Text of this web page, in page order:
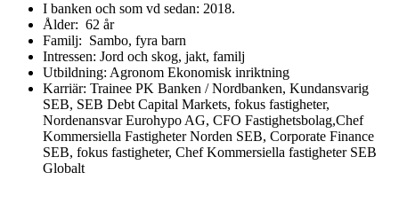
I banken och som vd sedan: 2018.
Ålder: 62 år
Familj: Sambo, fyra barn
Intressen: Jord och skog, jakt, familj
Utbildning: Agronom Ekonomisk inriktning
Karriär: Trainee PK Banken / Nordbanken, Kundansvarig
SEB, SEB Debt Capital Markets, fokus fastigheter,
Nordenansvar Eurohypo AG, CFO Fastighetsbolag,Chef
Kommersiella Fastigheter Norden SEB, Corporate Finance
SEB, fokus fastigheter, Chef Kommersiella fastigheter SEB
Globalt